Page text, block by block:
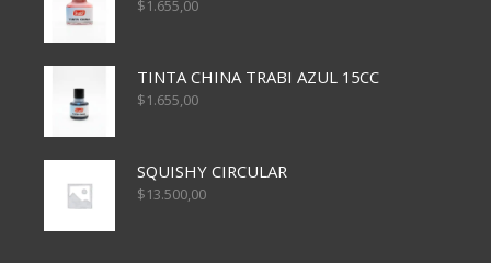
$1.655,00
TINTA CHINA TRABI AZUL 15CC
$1.655,00
SQUISHY CIRCULAR
$13.500,00